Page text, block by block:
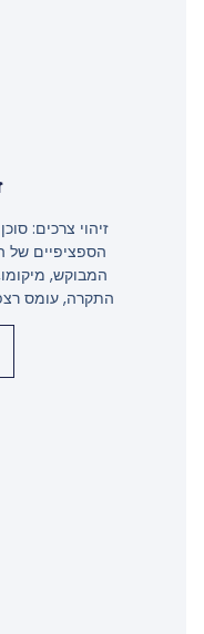
זיהוי צרכים:
הספציפיים של
המבוקש, מיקומו,
התקרה, עומס